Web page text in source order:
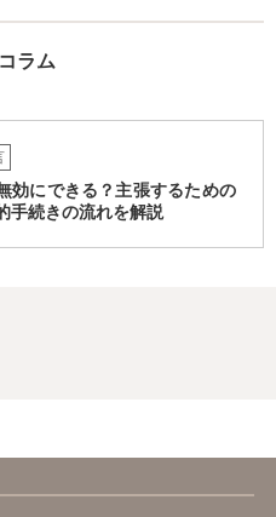
ラム
効にできる？主張するための
手続きの流れを解説